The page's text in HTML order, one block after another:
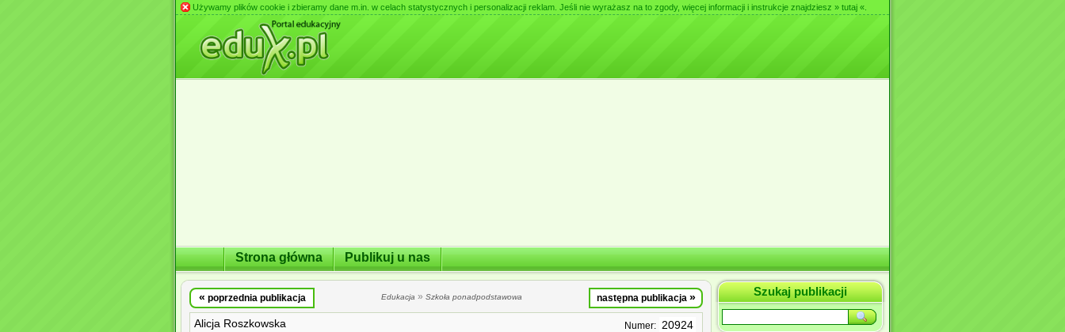
Używamy plików cookie i zbieramy dane m.in. w celach statystycznych i personalizacji reklam. Jeśli nie wyrażasz na to zgody, więcej informacji i instrukcje znajdziesz » tutaj «
Strona główna Publikuj u nas
« poprzednia publikacja Edukacja » Szkoła ponadpodstawowa następna publikacja »
Alicja Roszkowska
Numer: 20924
Szukaj publikacji